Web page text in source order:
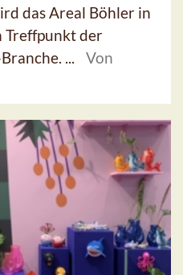
das Areal Böhler in
Treffpunkt der
...
Von